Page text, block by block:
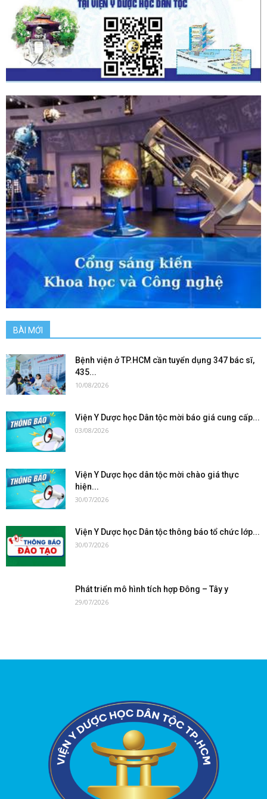
BÀI MỚI
Bệnh viện ở TP.HCM cần tuyển dụng 347 bác sĩ,
435...
10/08/2026
Viện Y Dược học Dân tộc mời báo giá cung cấp...
03/08/2026
Viện Y Dược học dân tộc mời chào giá thực
hiện...
30/07/2026
Viện Y Dược học Dân tộc thông báo tổ chức lớp...
30/07/2026
Phát triển mô hình tích hợp Đông – Tây y
29/07/2026